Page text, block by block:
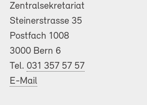
Zentralsekretariat
Steinerstrasse 35
Postfach 1008
3000 Bern 6
Tel. 031 357 57 57
E-Mail